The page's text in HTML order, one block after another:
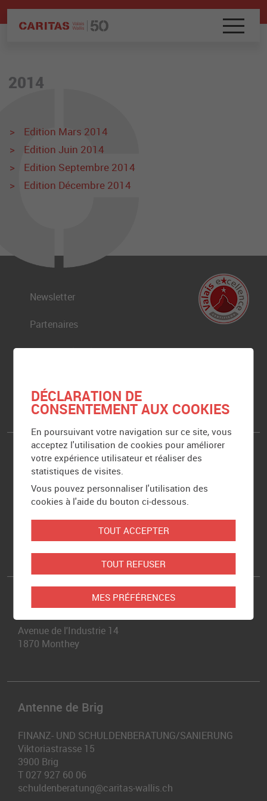
2014
Edition Mars 2014
Edition Juin 2014
Edition Septembre 2014
Edition Décembre 2014
Newsletter
Partenaires
Mentions légales
Siège de Caritas Valais
Rue de Loèche 19
Case postale 162
027 323 35 02
info@caritas-valais.ch
Antenne de Monthey
Avenue de l'Industrie 14
1870 Monthey
Antenne de Brig
FINANZ- UND SCHULDENBERATUNG/SANIERUNG
Viktoriastrasse 15
3900 Brig
T 027 927 60 06
schuldenberatung@caritas-wallis.ch
DÉCLARATION DE
CONSENTEMENT AUX COOKIES
En poursuivant votre navigation sur ce site, vous
acceptez l'utilisation de cookies pour améliorer
votre expérience utilisateur et réaliser des
statistiques de visites.
Vous pouvez personnaliser l'utilisation des
cookies à l'aide du bouton ci-dessous.
TOUT ACCEPTER
TOUT REFUSER
MES PRÉFÉRENCES